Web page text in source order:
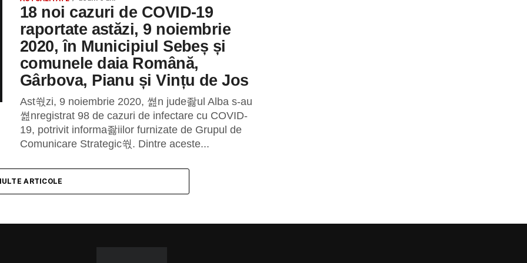
18 noi cazuri de COVID-19
raportate astăzi, 9 noiembrie
2020, în Municipiul Sebeș și
comunele daia Română,
Gârbova, Pianu și Vințu de Jos
Ast쒃zi, 9 noiembrie 2020, 쎮n jude좛ul Alba s-au
쎮nregistrat 98 de cazuri de infectare cu COVID-
19, potrivit informa좛iilor furnizate de Grupul de
Comunicare Strategic쒃. Dintre aceste...
ARTICOLE